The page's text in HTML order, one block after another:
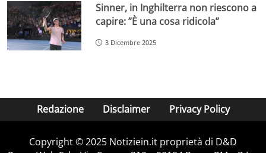
Sinner, in Inghilterra non riescono a
capire: ”È una cosa ridicola”
3 Dicembre 2025
Redazione Disclaimer Privacy Policy
Copyright © 2025 Notiziein.it proprietà di D&D